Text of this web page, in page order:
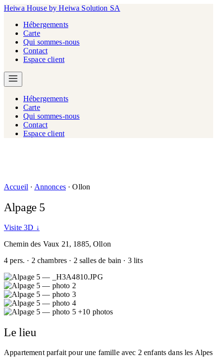
Heiwa House by Heiwa Solution SA
Hébergements
Carte
Qui sommes-nous
Contact
Espace client
Hébergements
Carte
Qui sommes-nous
Contact
Espace client
Accueil · Annonces · Ollon
Alpage 5
Visite 3D ↓
Chemin des Vaux 21, 1885, Ollon
4 pers. · 2 chambres · 2 salles de bain · 3 lits
+10 photos
Le lieu
Appartement parfait pour une famille avec 2 enfants dans les Alpes